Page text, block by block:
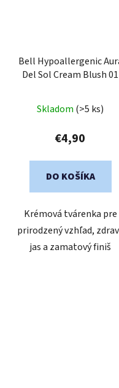
Bell Hypoallergenic
Del Sol Cream Blush 01
Skladom (>5 ks)
€4,90
DO KOŠÍKA
Krémová tvárenka pre
prirodzený vzhľad,
jas a zamatový finiš